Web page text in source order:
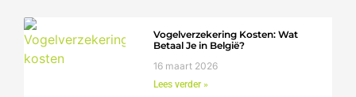
Vogelverzekering Kosten: Wat
Betaal Je in België?
16 maart 2026
Lees verder »